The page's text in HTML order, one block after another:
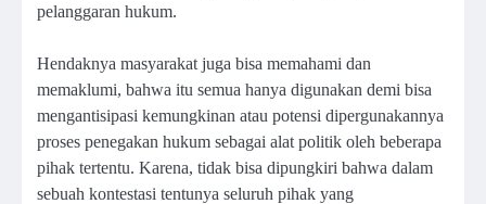
pelanggaran hukum.
Hendaknya masyarakat juga bisa memahami dan
memaklumi, bahwa itu semua hanya digunakan demi bisa
mengantisipasi kemungkinan atau potensi dipergunakannya
proses penegakan hukum sebagai alat politik oleh beberapa
pihak tertentu. Karena, tidak bisa dipungkiri bahwa dalam
sebuah kontestasi tentunya seluruh pihak yang